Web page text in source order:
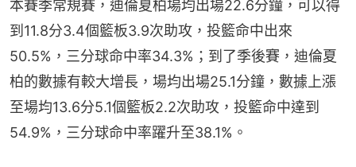
本賽季常規賽，迪倫夏柏場均出場22.6分鐘，可以得
到11.8分3.4個籃板3.9次助攻，投籃命中出來
50.5%，三分球命中率34.3%；到了季後賽，迪倫夏
柏的數據有較大增長，場均出場25.1分鐘，數據上漲
至場均13.6分5.1個籃板2.2次助攻，投籃命中達到
54.9%，三分球命中率躍升至38.1%。